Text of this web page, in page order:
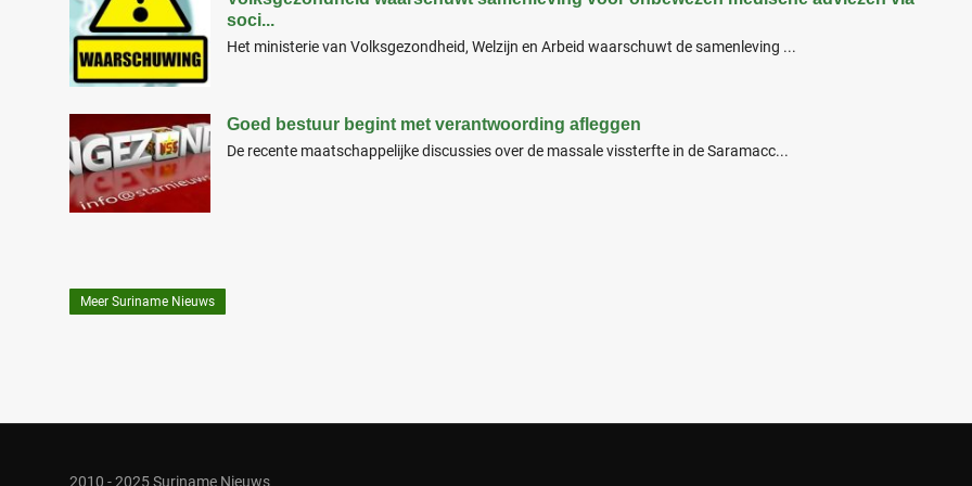
soci...
Het ministerie van Volksgezondheid, Welzijn en Arbeid waarschuwt de samenleving ...
Goed bestuur begint met verantwoording afleggen
De recente maatschappelijke discussies over de massale vissterfte in de Saramacc...
Meer Suriname Nieuws
2010 - 2025 Suriname Nieuws